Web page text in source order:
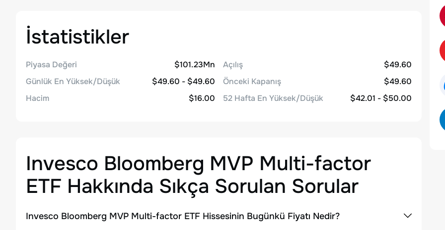
İstatistikler
Piyasa Değeri
$101.23Mn
Günlük En Yüksek/Düşük
$49.60 - $49.60
Hacim
$16.00
Açılış
$49.60
Önceki Kapanış
$49.60
52 Hafta En Yüksek/Düşük
$42.01 - $50.00
Invesco Bloomberg MVP Multi-factor
ETF Hakkında Sıkça Sorulan Sorular
Invesco Bloomberg MVP Multi-factor ETF Hissesinin Bugünkü Fiyatı Nedir?